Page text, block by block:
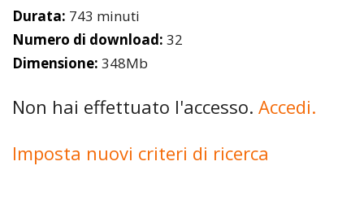
Durata: 743 minuti
Numero di download: 32
Dimensione: 348Mb
Non hai effettuato l'accesso. Accedi.
Imposta nuovi criteri di ricerca